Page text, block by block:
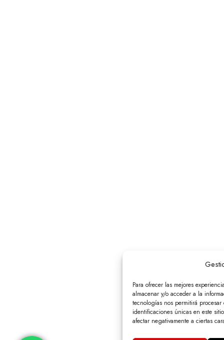
Para ofrecer las mejores
almacenar y/o acceder a la
tecnologías nos permitirá
identificaciones únicas en este
afectar negativamente a ciertas